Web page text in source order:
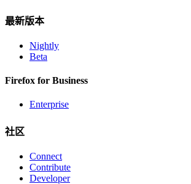
最新版本
Nightly
Beta
Firefox for Business
Enterprise
社区
Connect
Contribute
Developer